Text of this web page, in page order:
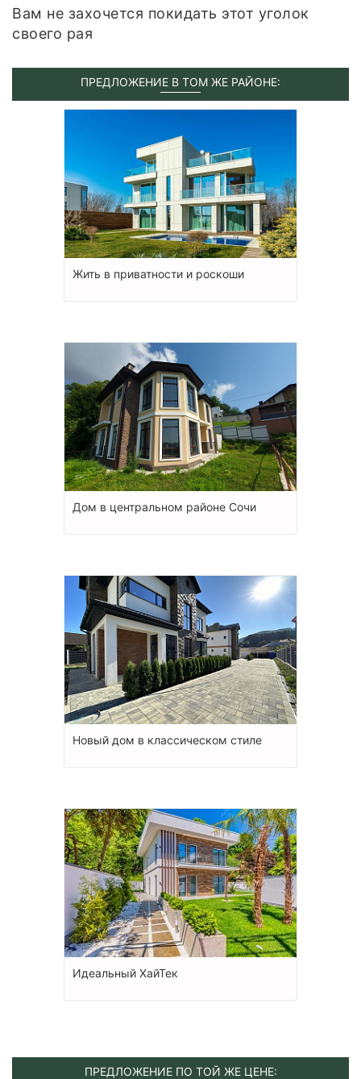
Вам не захочется покидать этот уголок
своего рая
ПРЕДЛОЖЕНИЕ В ТОМ ЖЕ РАЙОНЕ:
Жить в приватности и роскоши
Дом в центральном районе Сочи
Новый дом в классическом стиле
Идеальный ХайТек
ПРЕДЛОЖЕНИЕ ПО ТОЙ ЖЕ ЦЕНЕ: